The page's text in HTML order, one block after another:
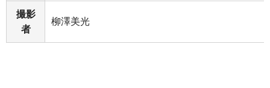
撮影
者
柳澤美光